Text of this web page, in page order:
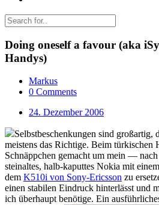
Doing oneself a favour (aka
Handys)
Markus
0 Comments
24. Dezember 2006
Selbstbeschenkungen sind großartig,
meistens das Richtige. Beim türkischen
Schnäppchen gemacht um mein —
steinaltes, halb-kaputtes Nokia mit
dem K510i von Sony-Ericsson zu
einen stabilen Eindruck hinterlässt und
ich überhaupt benötige. Ein